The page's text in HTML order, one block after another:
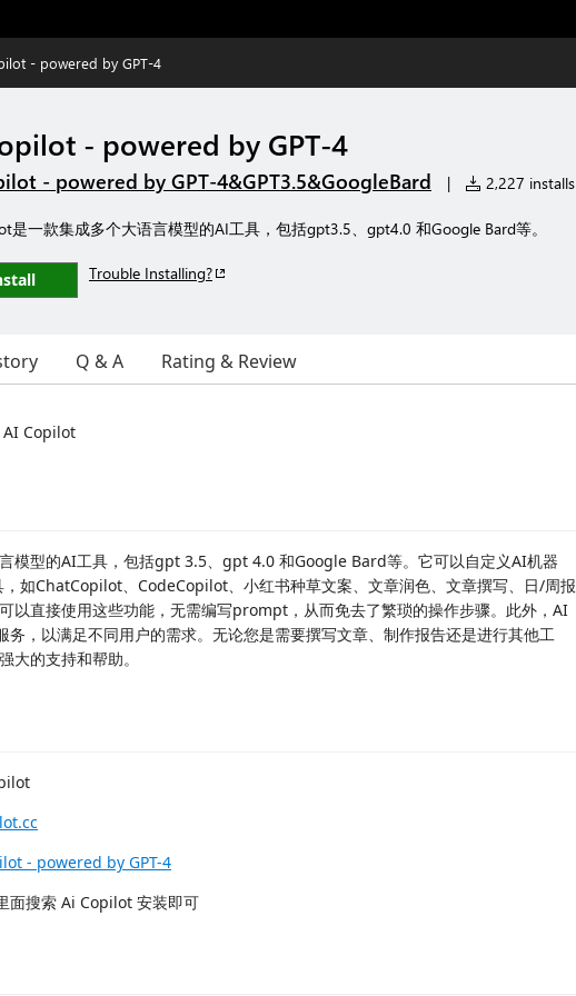
- powered by GPT-4
- powered by GPT-4
- powered by GPT-4&GPT3.5&GoogleBard | 2,227 installs
是一款集成多个大语言模型的AI工具，包括gpt3.5、gpt4.0 和Google Bard等。
Trouble Installing?
Q & A Rating & Review
AI Copilot
模型的AI工具，包括gpt 3.5、gpt 4.0 和Google Bard等。它可以自定义AI机器
如ChatCopilot、CodeCopilot、小红书种草文案、文章润色、文章撰写、日/周报
以直接使用这些功能，无需编写prompt，从而免去了繁琐的操作步骤。此外，AI
，以满足不同用户的需求。无论您是需要撰写文章、制作报告还是进行其他工
大的支持和帮助。
- powered by GPT-4
面搜索 Ai Copilot 安装即可